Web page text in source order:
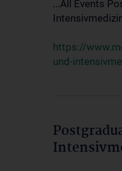
...All Events
https://
und-